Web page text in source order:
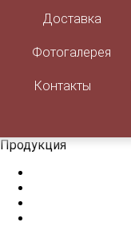
Доставка
Фотогалерея
Контакты
Продукция